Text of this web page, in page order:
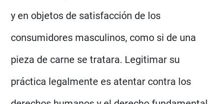
y en objetos de satisfacción de los
consumidores masculinos, como si de una
pieza de carne se tratara. Legitimar su
práctica legalmente es atentar contra los